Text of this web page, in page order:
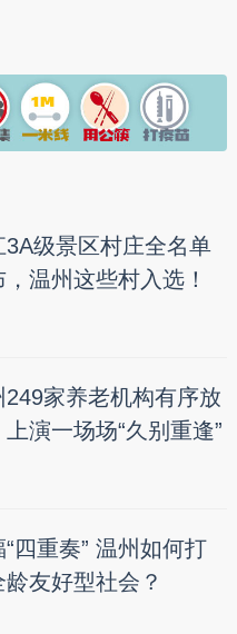
3A级景区村庄全名单
，温州这些村入选！
249家养老机构有序放
上演一场场“久别重逢”
“四重奏” 温州如何打
龄友好型社会？